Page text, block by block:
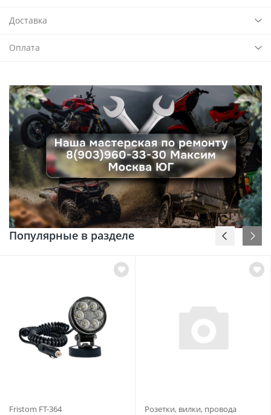
Доставка
Оплата
Популярные в разделе
Fristom FT-364
Розетки, вилки, провода